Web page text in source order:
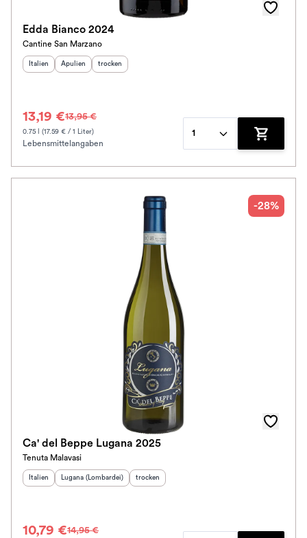
Edda Bianco 2024
Cantine San Marzano
Herkunftsland:
Italien Herkunftsregion:
Apulien Geschmack
trocken
13,19 €13,95 €
0.75 l (17.59 € / 1 Liter)
Lebensmittelangaben
1
Zum
-28%
Ca' del Beppe Lugana 2025
Tenuta Malavasi
Herkunftsland:
Italien Herkunftsregion:
Lugana (Lombardei) Geschmack
trocken
10,79 €14,95 €